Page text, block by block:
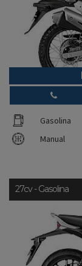
Gasolina
Manual
27cv - Gasolina